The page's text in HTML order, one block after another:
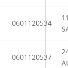
0601120534
0601120537